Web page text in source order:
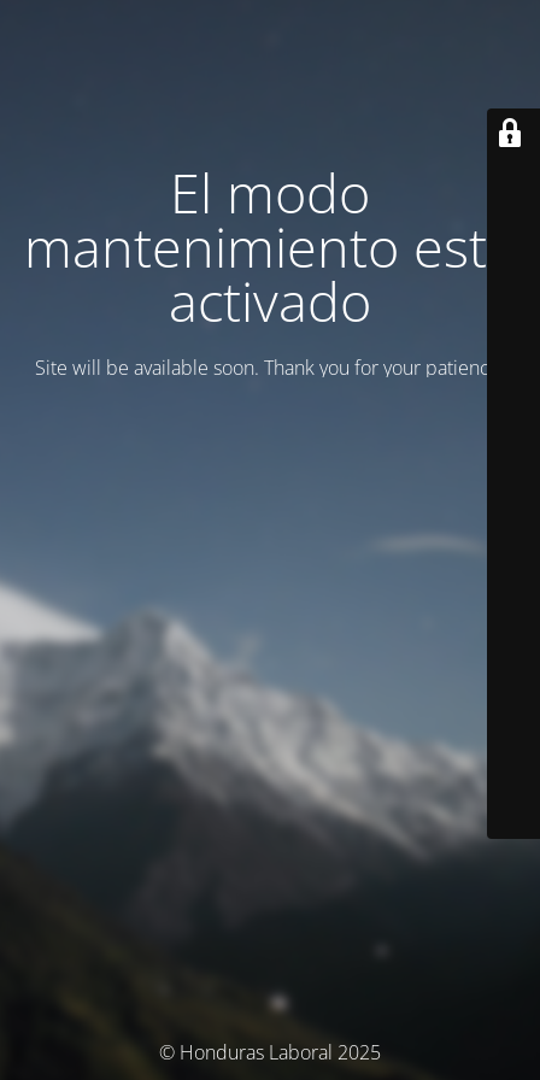
El modo
mantenimiento está
activado
Site will be available soon. Thank you for your patience!
© Honduras Laboral 2025